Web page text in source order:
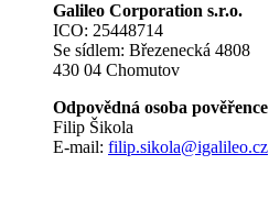
Galileo Corporation s.r.o.
ICO: 25448714
Se sídlem: Březenecká 4808
430 04 Chomutov
Odpovědná osoba pověřence
Filip Šikola
E-mail: filip.sikola@igalileo.cz